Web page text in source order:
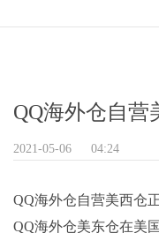
QQ海外仓自营
2021-05-06 04:24
QQ海外仓自营美西仓
QQ海外仓美东仓在美